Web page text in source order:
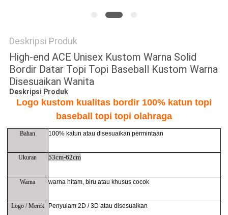
Deskripsi Produk
High-end ACE Unisex Kustom Warna Solid
Bordir Datar Topi Topi Baseball Kustom Warna
Disesuaikan Wanita
Deskripsi Produk
Logo kustom kualitas bordir 100% katun topi
baseball topi topi olahraga
Bahan 100% katun atau disesuaikan permintaan
Ukuran 53cm-62cm
Warna warna hitam, biru atau khusus cocok
Logo / Merek Penyulam 2D ​​/ 3D atau disesuaikan